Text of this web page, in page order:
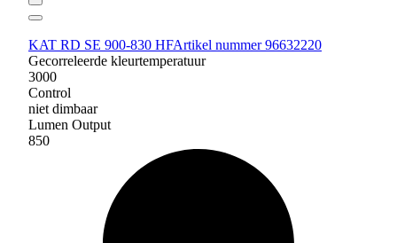
KAT RD SE 900-830 HFArtikel nummer 96632220
Gecorreleerde kleurtemperatuur
3000
Control
niet dimbaar
Lumen Output
850